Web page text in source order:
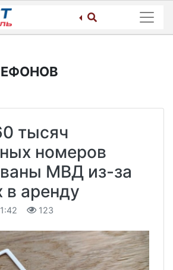
тысяч
номеров
МВД из-за
в аренду
123